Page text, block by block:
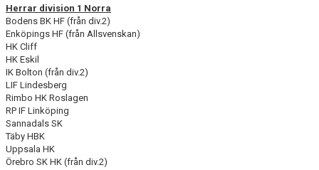
DOKUMENT
PRAKTISK INFO
Herrar division 1 Norra
Bodens BK HF (från div.2)
Enköpings HF (från Allsvenskan)
HK Cliff
HK Eskil
IK Bolton (från div.2)
LIF Lindesberg
Rimbo HK Roslagen
RP IF Linköping
Sannadals SK
Täby HBK
Uppsala HK
Örebro SK HK (från div.2)